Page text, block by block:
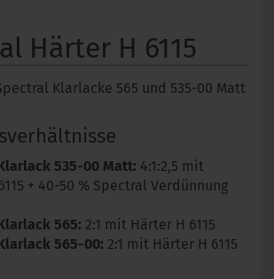
Härter H 6115
Klarlacke 565 und 535-00 Matt
535-00 Matt: 4:1:2,5 mit
+ 40-50 % Spectral Verdünnung
565: 2:1 mit Härter H 6115
565-00: 2:1 mit Härter H 6115